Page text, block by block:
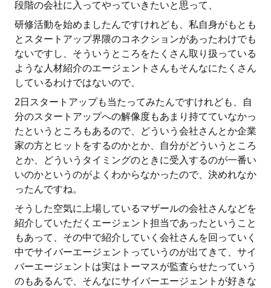
段階の会社に入ってやっていきたいと思って、
研修活動を始めましたんですけれども、私自身がもとも
とスタートアップ界隈のコネクションがあったわけでも
ないですし、そういうところをたくさん取り扱っている
ような人材紹介のエージェントさんもそんなにたくさん
しているわけではないので、
2日スタートアップも当たってみたんですけれども、自
分のスタートアップへの解像度もあまり持てていなかっ
たというところもあるので、どういう会社さんとか企業
家の方とヒットをするのかとか、自分がどういうところ
とか、どういうタイミングのときに受入するのが一番い
いのかというのがよくわからなかったので、決めれなか
ったんですね。
そうした空気に上場しているマザールの会社さんなどを
紹介していただくエージェント担当であったということ
もあって、その中で紹介していく会社さんを回っていく
中でサイバーエージェントっていうのが出てきて、サイ
バーエージェントは実はトーマスが監査らせたっていう
のもあるんで、そんなにサイバーエージェントが好きな